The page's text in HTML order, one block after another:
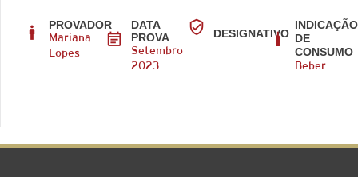
PROVADOR
Mariana
Lopes
DATA
PROVA
Setembro
2023
DESIGNATIVO
INDICAÇÃO
DE
CONSUMO
Beber